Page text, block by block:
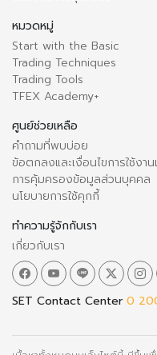
หมวดหมู่
Start with the Basic
Trading Techniques
Trading Tools
TFEX Academy+
ศูนย์ช่วยเหลือ
คำถามที่พบบ่อย
ข้อตกลงและเงื่อนไขการใช้งาน
การคุ้มครองข้อมูลส่วนบุคคล
นโยบายการใช้คุกกี้
ทำความรู้จักกับเรา
เกี่ยวกับเรา
SET Contact Center 0